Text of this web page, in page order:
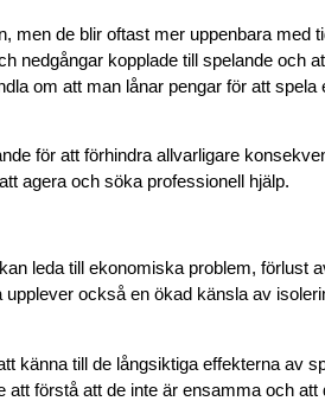
men de blir oftast mer uppenbara med
nedgångar kopplade till spelande och
om att man lånar pengar för att spela
för att förhindra allvarligare
agera och söka professionell hjälp.
leda till ekonomiska problem, förlust
också en ökad känsla av
känna till de långsiktiga effekterna av
förstå att de inte är ensamma och att